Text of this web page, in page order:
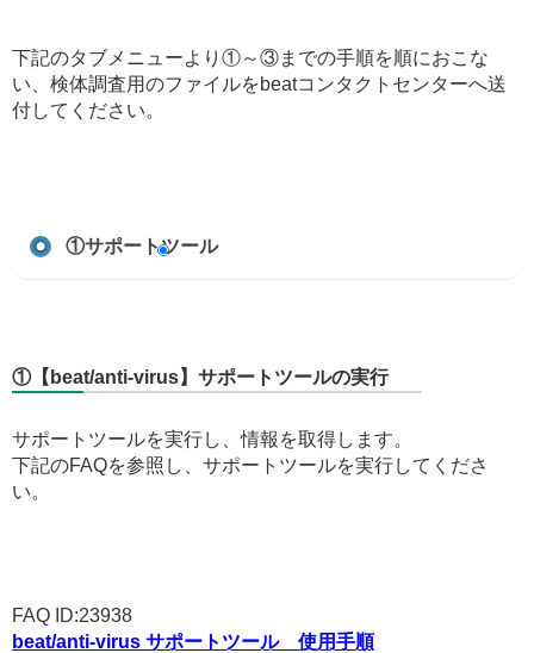
下記のタブメニューより①～③までの手順を順におこな
い、検体調査用のファイルをbeatコンタクトセンターへ送
付してください。
①サポートツール
①【beat/anti-virus】サポートツールの実行
サポートツールを実行し、情報を取得します。
下記のFAQを参照し、サポートツールを実行してくださ
い。
FAQ ID:23938
beat/anti-virus サポートツール 使用手順